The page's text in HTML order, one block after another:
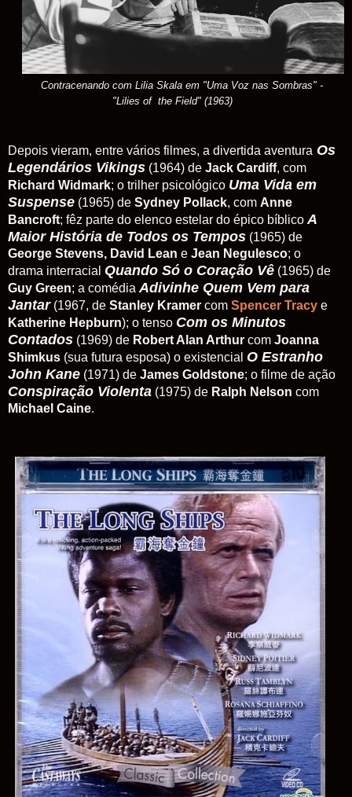
Contracenando com Lilia Skala em "Uma Voz nas Sombras" -
"Lilies of the Field" (1963)
Depois vieram, entre vários filmes, a divertida aventura Os
Legendários Vikings (1964) de Jack Cardiff, com
Richard Widmark; o trilher psicológico Uma Vida em
Suspense (1965) de Sydney Pollack, com Anne
Bancroft; fêz parte do elenco estelar do épico bíblico A
Maior História de Todos os Tempos (1965) de
George Stevens, David Lean e Jean Negulesco; o
drama interracial Quando Só o Coração Vê (1965) de
Guy Green; a comédia Adivinhe Quem Vem para
Jantar(1967, de Stanley Kramer com Spencer Tracy e
Katherine Hepburn); o tenso Com os Minutos
Contados (1969) de Robert Alan Arthur com Joanna
Shimkus (sua futura esposa) o existencial O Estranho
John Kane (1971) de James Goldstone; o filme de ação
Conspiração Violenta (1975) de Ralph Nelson com
Michael Caine.